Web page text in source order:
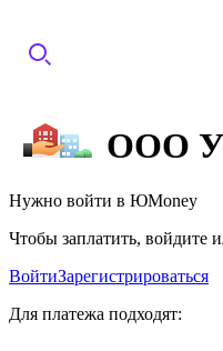
ООО
Нужно войти в ЮMoney
Чтобы заплатить, войдите
ВойтиЗарегистрироваться
Для платежа подходят: